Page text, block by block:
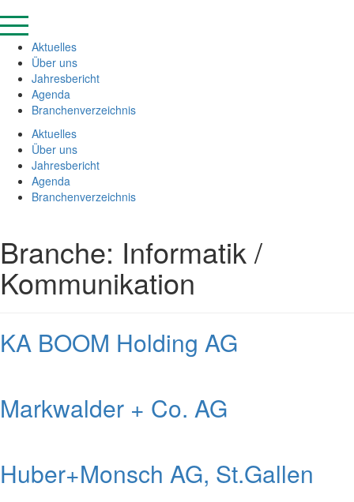
Inhalt
springenAktuelles
Über uns
Jahresbericht
Agenda
Branchenverzeichnis
Aktuelles
Über uns
Jahresbericht
Agenda
Branchenverzeichnis
Branche: Informatik /
Kommunikation
KA BOOM Holding AG
Markwalder + Co. AG
Huber+Monsch AG, St.Gallen